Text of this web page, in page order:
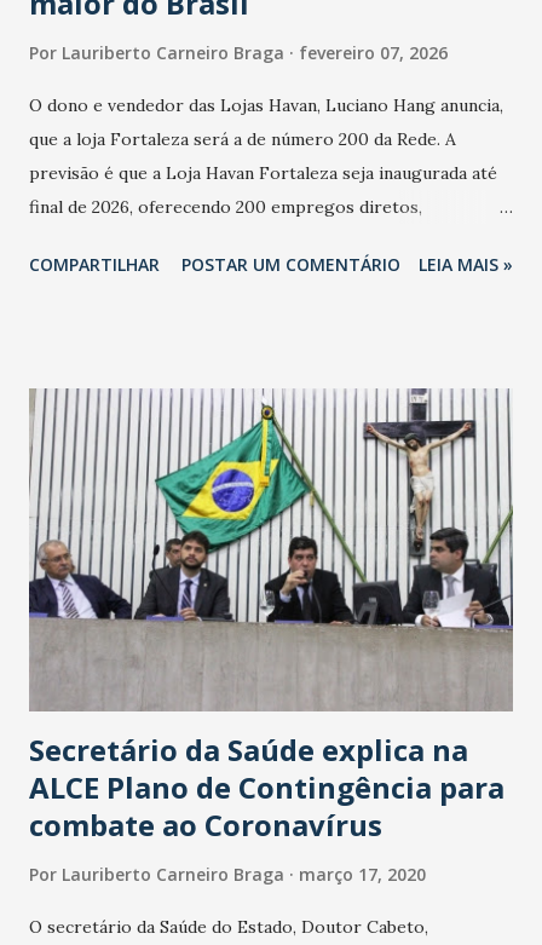
Por Lauriberto Carneiro Braga fevereiro 07, 2026
O dono e vendedor das Lojas Havan, Luciano Hang anuncia,
que a loja Fortaleza será a de número 200 da Rede. A
previsão é que a Loja Havan Fortaleza seja inaugurada até
final de 2026, oferecendo 200 empregos diretos,
Havan Fortaleza ainda não foi anunciada oficialmente, mas
COMPARTILHAR POSTAR UM COMENTÁRIO LEIA MAIS »
Secretário da Saúde explica na
ALCE Plano de Contingência para
combate ao Coronavírus
Por Lauriberto Carneiro Braga março 17, 2020
O secretário da Saúde do Estado, Doutor Cabeto,